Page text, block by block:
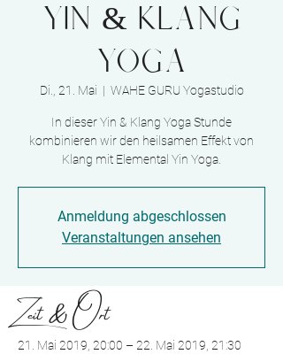
YIN & KLANG
YOGA
Di., 21. Mai
  |
WAHE GURU Yogastudio
In dieser Yin & Klang Yoga Stunde
kombinieren wir den heilsamen Effekt von
Klang mit Elemental Yin Yoga.
Anmeldung abgeschlossen
Veranstaltungen ansehen
Zeit & Ort
21. Mai 2019, 20:00 – 22. Mai 2019, 21:30